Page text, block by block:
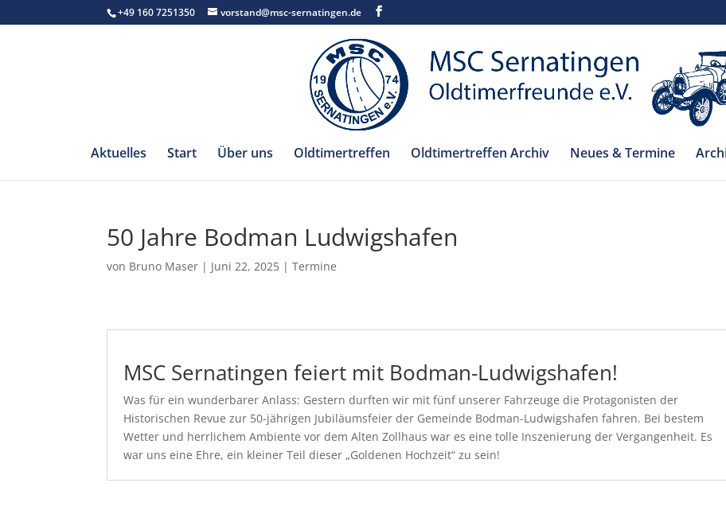
+49 160 7251350 vorstand@msc-sernatingen.de
Aktuelles Start Über uns Oldtimertreffen Oldtimertreffen Archiv Neues & Termine
50 Jahre Bodman Ludwigshafen
von Bruno Maser | Juni 22, 2025 |Termine
MSC Sernatingen feiert mit Bodman-Ludwigshafen!
Was für ein wunderbarer Anlass: Gestern durften wir mit fünf unserer Fahrzeuge die Protagonisten der
Historischen Revue zur 50-jährigen Jubiläumsfeier der Gemeinde Bodman-Ludwigshafen fahren. Bei bestem
Wetter und herrlichem Ambiente vor dem Alten Zollhaus war es eine tolle Inszenierung der Vergangenheit. Es
war uns eine Ehre, ein kleiner Teil dieser „Goldenen Hochzeit“ zu sein!